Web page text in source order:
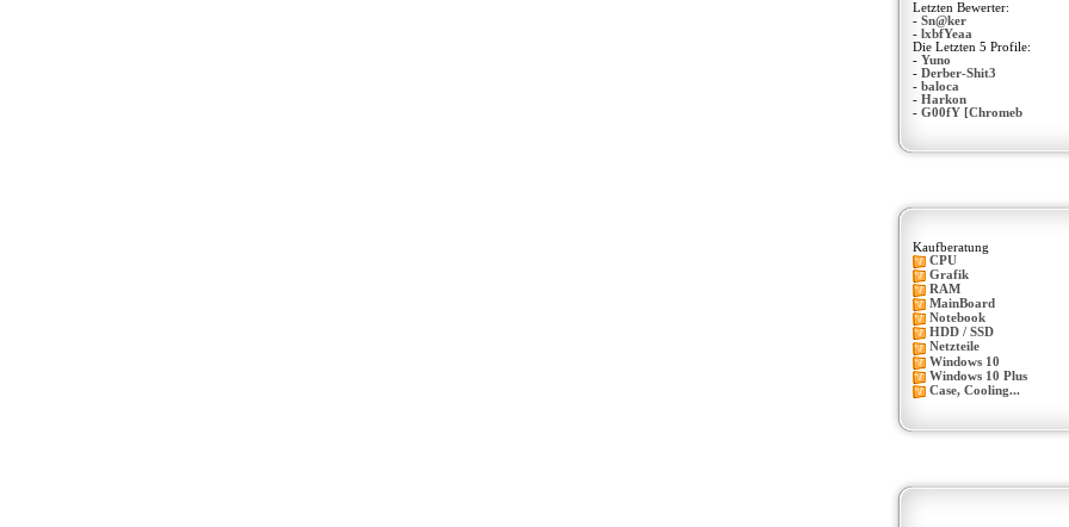
Letzten Bewerter:
- Sn@ker
- lxbfYeaa
Die Letzten 5 Profile:
- Yuno
- Derber-Shit3
- baloca
- Harkon
- G00fY [Chromeb
Kaufberatung
CPU
Grafik
RAM
MainBoard
Notebook
HDD / SSD
Netzteile
Windows 10
Windows 10 Plus
Case, Cooling...